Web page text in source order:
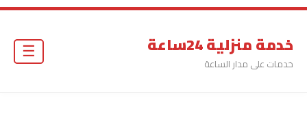
خدمة منزلية 24ساعة
خدمات على مدار الساعة
☰